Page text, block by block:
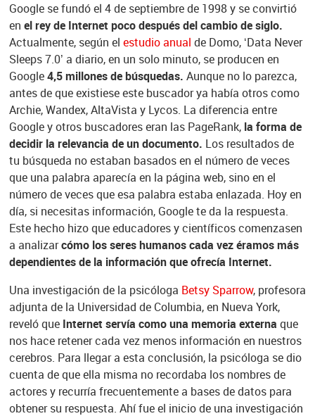
Google se fundó el 4 de septiembre de 1998 y se convirtió
en el rey de Internet poco después del cambio de siglo.
Actualmente, según el estudio anual de Domo, ‘Data Never
Sleeps 7.0’ a diario, en un solo minuto, se producen en
Google4,5 millones de búsquedas. Aunque no lo parezca,
antes de que existiese este buscador ya había otros como
Archie, Wandex, AltaVista y Lycos. La diferencia entre
Google y otros buscadores eran las PageRank,la forma de
decidir la relevancia de un documento. Los resultados de
tu búsqueda no estaban basados en el número de veces
que una palabra aparecía en la página web, sino en el
número de veces que esa palabra estaba enlazada. Hoy en
día, si necesitas información, Google te da la respuesta.
Este hecho hizo que educadores y científicos comenzasen
a analizarcómo los seres humanos cada vez éramos más
dependientes de la información que ofrecía Internet.
Una investigación de la psicóloga Betsy Sparrow, profesora
adjunta de la Universidad de Columbia, en Nueva York,
reveló que Internet servía como una memoria externa que
nos hace retener cada vez menos información en nuestros
cerebros. Para llegar a esta conclusión, la psicóloga se dio
cuenta de que ella misma no recordaba los nombres de
actores y recurría frecuentemente a bases de datos para
obtener su respuesta. Ahí fue el inicio de una investigación